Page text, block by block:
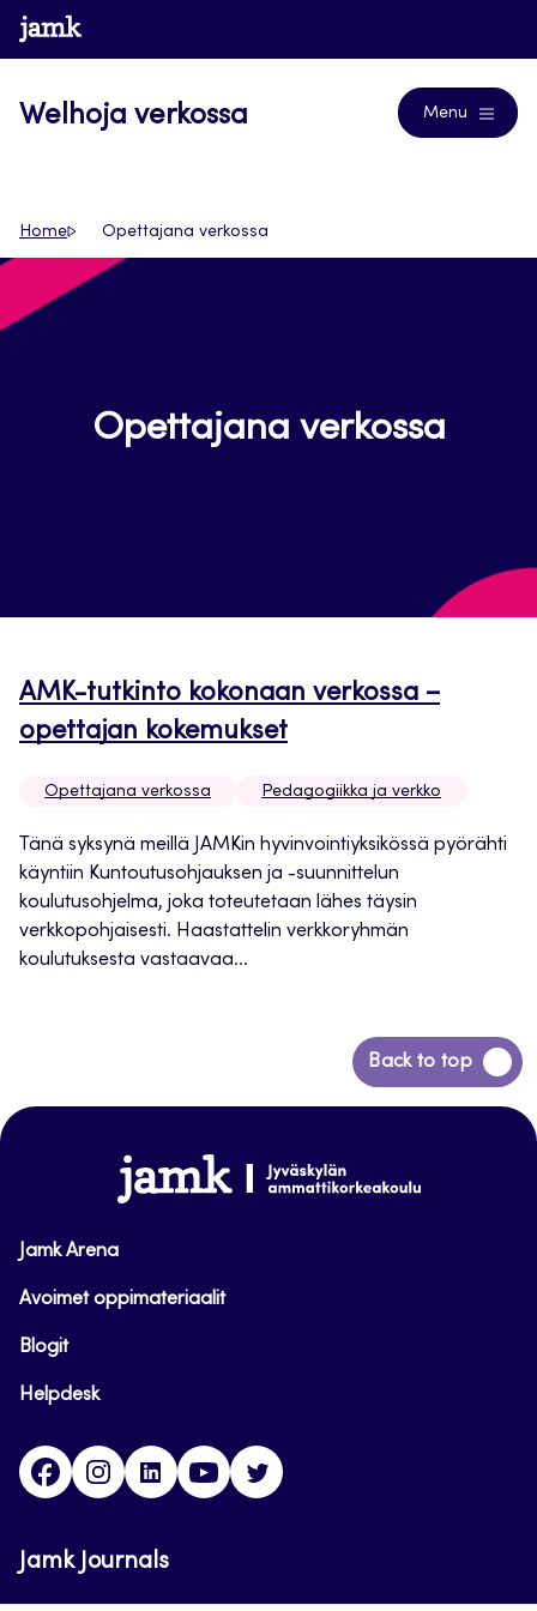
Siirry
suoraan
www.jamk.fi
Welhoja verkossa Menu
Home Opettajana verkossa
Opettajana verkossa
AMK-tutkinto kokonaan verkossa –
opettajan kokemukset
Opettajana verkossa Pedagogiikka ja verkko
Tänä syksynä meillä JAMKin hyvinvointiyksikössä pyörähti
käyntiin Kuntoutusohjauksen ja -suunnittelun
koulutusohjelma, joka toteutetaan lähes täysin
verkkopohjaisesti. Haastattelin verkkoryhmän
koulutuksesta vastaavaa...
Back to top
Siirry
takaisin
www.jamk.fi
Jamk Arena
Avoimet oppimateriaalit
Blogit
Helpdesk
FacebookInstagram
LinkedInYoutube
Jamk Journals